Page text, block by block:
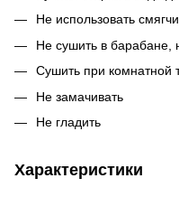
Не использовать
Не сушить в барабане,
Сушить при комнатной
Не замачивать
Не гладить
Характеристики